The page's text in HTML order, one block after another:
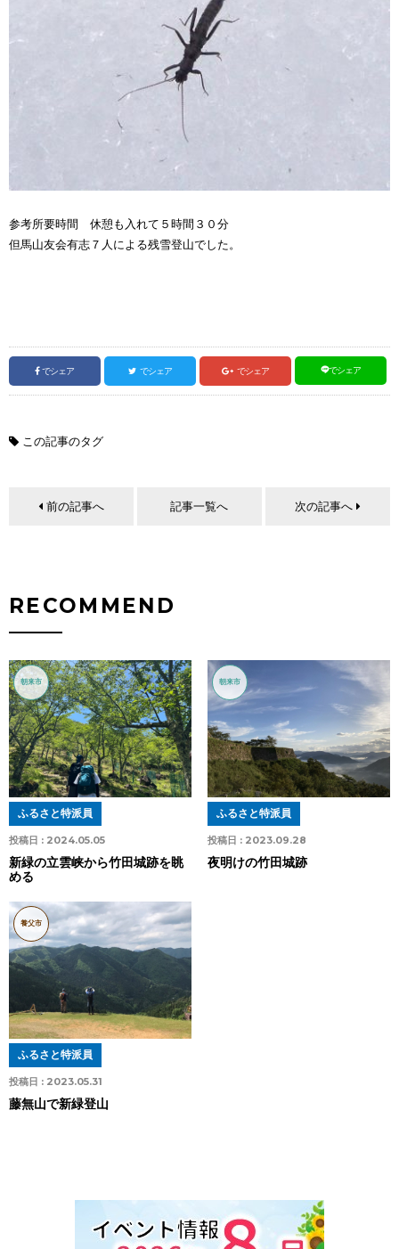
参考所要時間 休憩も入れて５時間３０分
但馬山友会有志７人による残雪登山でした。
でシェア でシェア でシェア でシェア
この記事のタグ
前の記事へ 記事一覧へ 次の記事へ
RECOMMEND
朝来市
投稿日 : 2024.05.05
ふるさと特派員
新緑の立雲峡から竹田城跡を眺
める
朝来市
投稿日 : 2023.09.28
ふるさと特派員
夜明けの竹田城跡
養父市
投稿日 : 2023.05.31
ふるさと特派員
藤無山で新緑登山